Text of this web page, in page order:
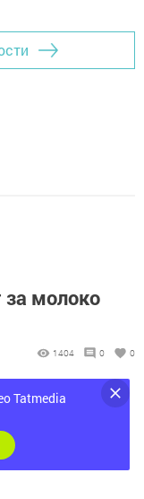
молоко
1404 0 0
ежедневно
что на 1,5
Tatmedia